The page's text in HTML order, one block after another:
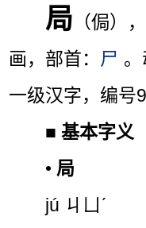
局 （侷）
画，部首： 尸 。
一级汉字，编号
■基本字义
• 局
jú ㄐㄩˊ